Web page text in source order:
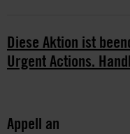
Diese Aktion ist
Urgent Actions.
Appell an